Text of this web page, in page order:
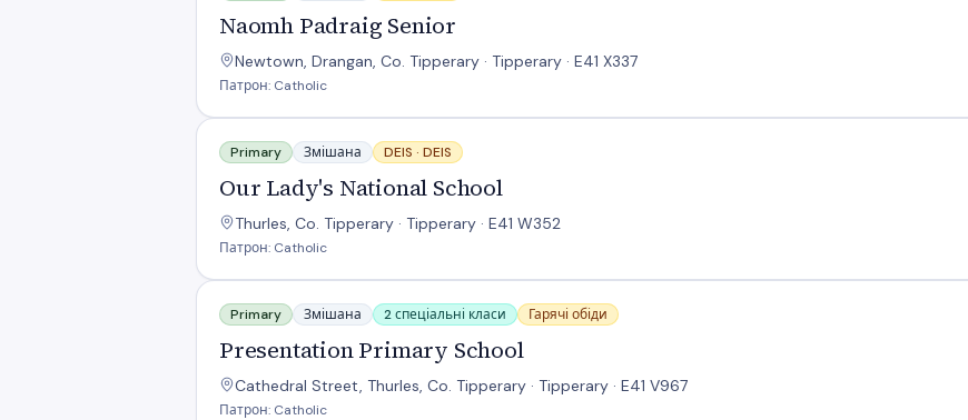
Naomh Padraig Senior
Newtown, Drangan, Co. Tipperary · Tipperary · E41 X337
Патрон: Catholic
Our Lady's National School
Primary Змішана DEIS · DEIS
Our Lady's National School
Thurles, Co. Tipperary · Tipperary · E41 W352
Патрон: Catholic
Presentation Primary School
Primary Змішана 2 спеціальні класи Гарячі обіди
Presentation Primary School
Cathedral Street, Thurles, Co. Tipperary · Tipperary · E41 V967
Патрон: Catholic